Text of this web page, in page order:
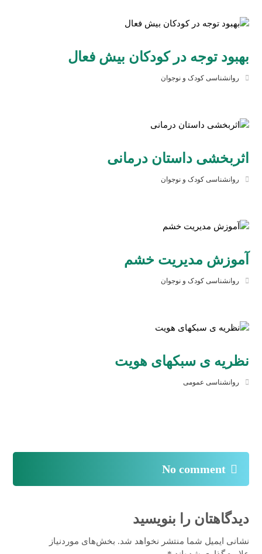
بهبود توجه در کودکان بیش فعال
روانشناسی کودک و نوجوان
اثربخشی داستان درمانی
روانشناسی کودک و نوجوان
آموزش مدیریت خشم
روانشناسی کودک و نوجوان
نظریه ی سبکهای هویت
روانشناسی عمومی
No comment
دیدگاهتان را بنویسید
نشانی ایمیل شما منتشر نخواهد شد. بخش‌های موردنیاز